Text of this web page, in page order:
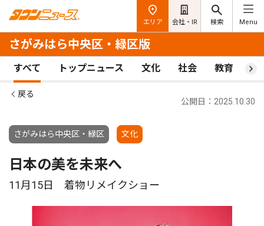
エリア 会社・IR 検索 Menu
さがみはら中央区・緑区版
すべて トップニュース 文化 社会 教育 ス
戻る
さがみはら中央区・緑区 文化
公開日：2025.10.30
日本の美を未来へ
11月15日 着物リメイクショー